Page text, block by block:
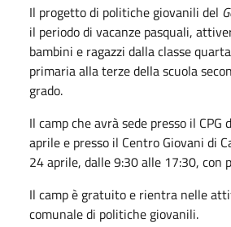
Il progetto di politiche giovanili del
il periodo di vacanze pasquali,
bambini e ragazzi dalla classe
primaria alla terze della scuola
grado.
Il camp che avrà sede presso il
aprile e presso il Centro Giovani di
24 aprile, dalle 9:30 alle 17:30, con
Il camp è gratuito e rientra nelle
comunale di politiche giovanili.